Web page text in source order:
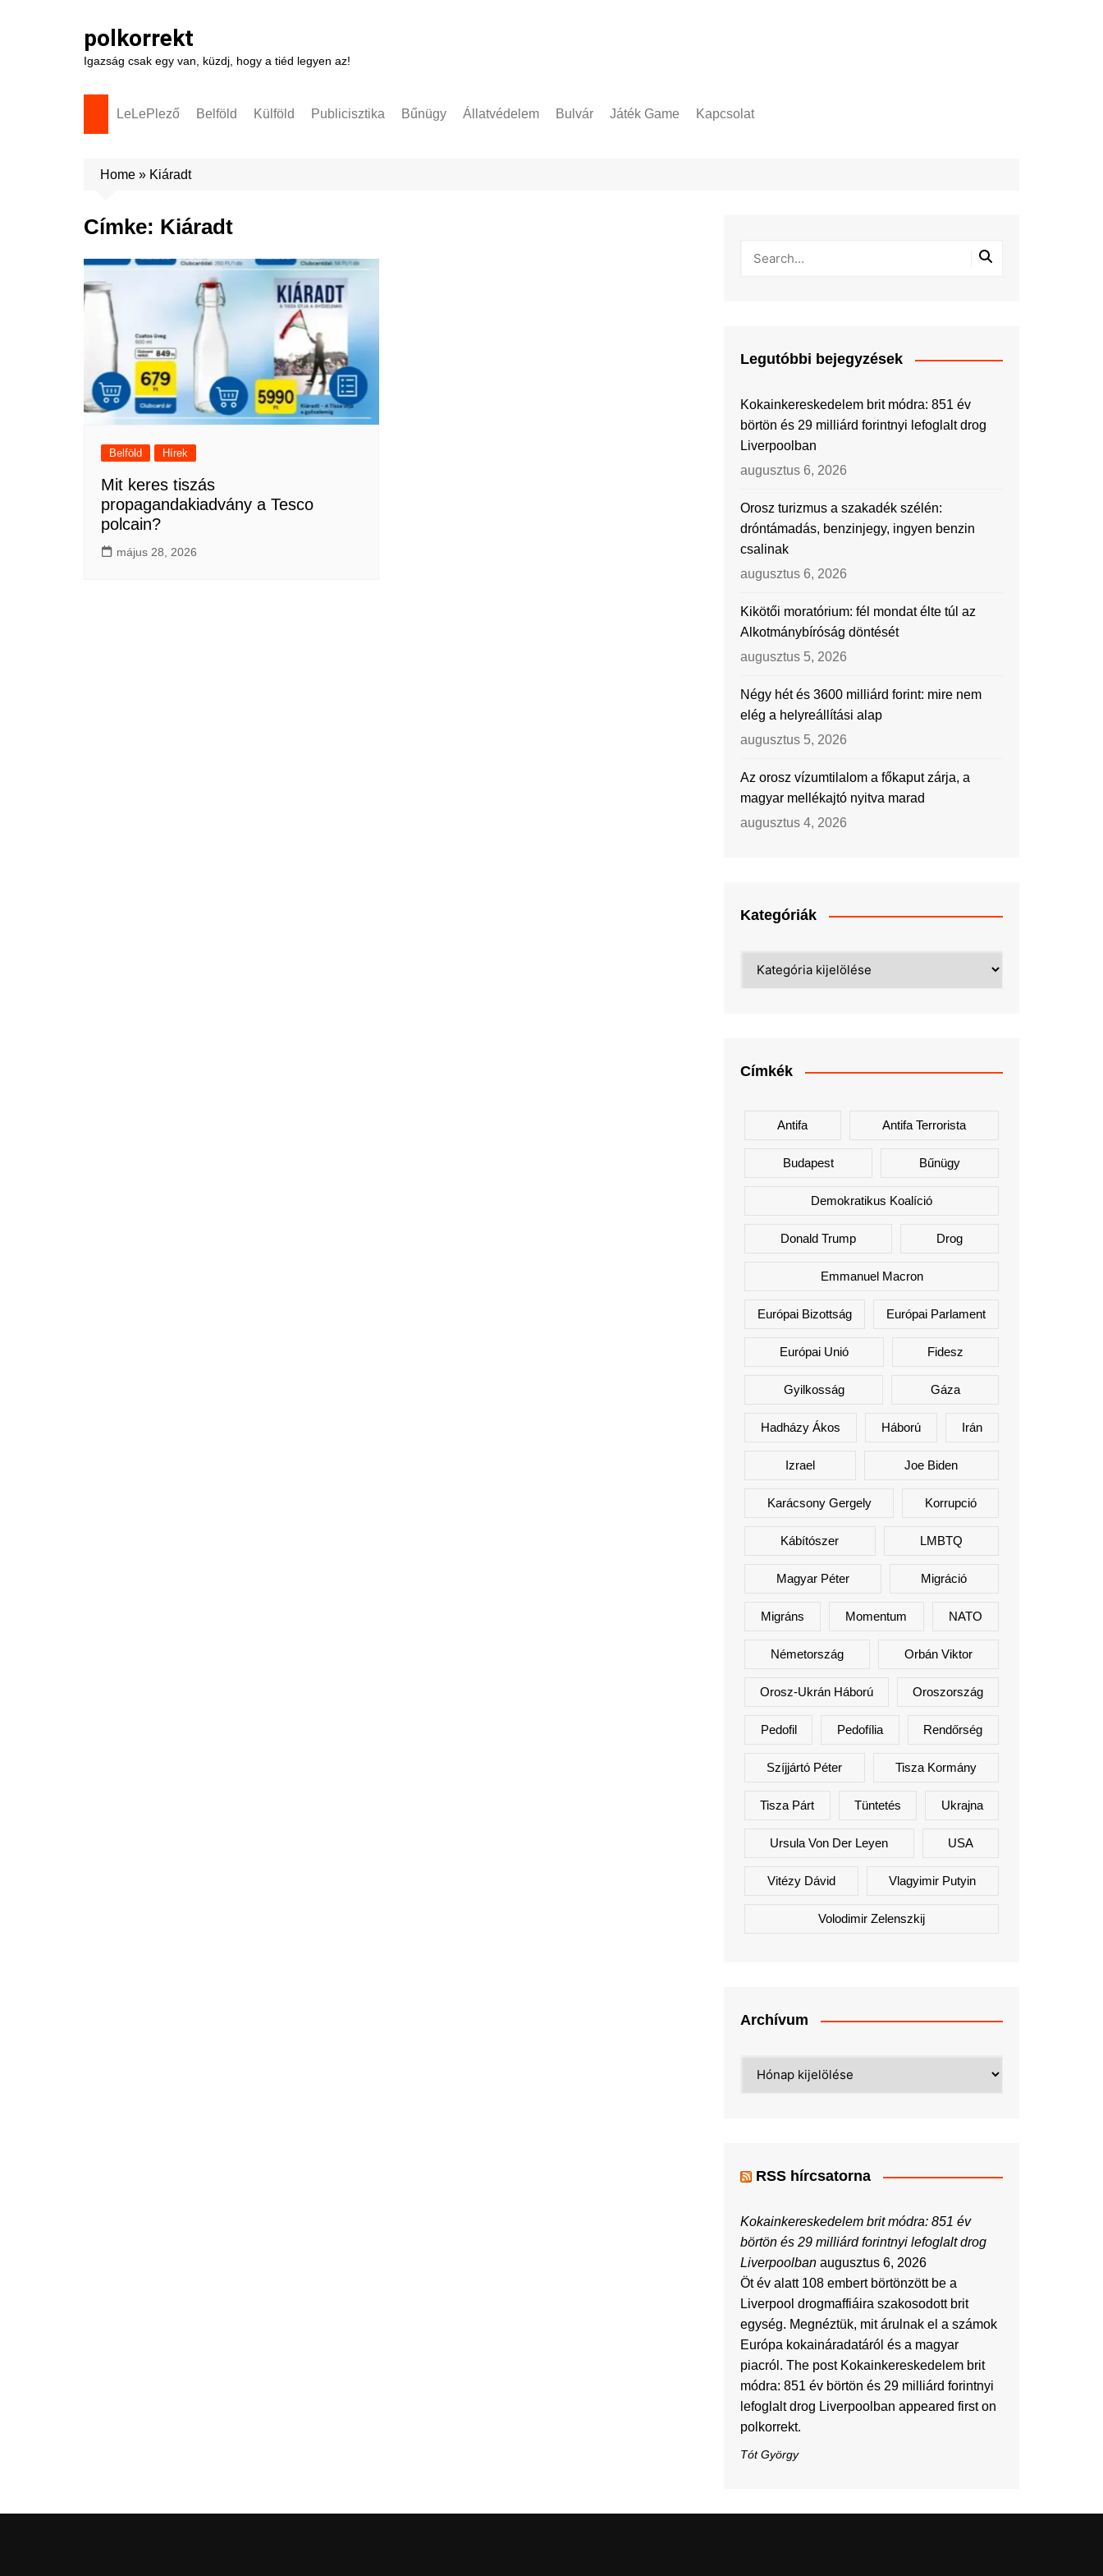
polkorrekt
Igazság csak egy van, küzdj, hogy a tiéd legyen az!
LeLePlező Belföld Külföld Publicisztika Bűnügy Állatvédelem Bulvár Játék Game Kapcsolat
Home » Kiáradt
Címke: Kiáradt
Belföld Hírek
Mit keres tiszás
propagandakiadvány a Tesco
polcain?
május 28, 2026
Legutóbbi bejegyzések
Kokainkereskedelem brit módra: 851 év
börtön és 29 milliárd forintnyi lefoglalt drog
Liverpoolban
augusztus 6, 2026
Orosz turizmus a szakadék szélén:
dróntámadás, benzinjegy, ingyen benzin
csalinak
augusztus 6, 2026
Kikötői moratórium: fél mondat élte túl az
Alkotmánybíróság döntését
augusztus 5, 2026
Négy hét és 3600 milliárd forint: mire nem
elég a helyreállítási alap
augusztus 5, 2026
Az orosz vízumtilalom a főkaput zárja, a
magyar mellékajtó nyitva marad
augusztus 4, 2026
Kategóriák
Címkék
Antifa Antifa Terrorista
Budapest Bűnügy
Demokratikus Koalíció
Donald Trump Drog
Emmanuel Macron
Európai Bizottság Európai Parlament
Európai Unió Fidesz
Gyilkosság Gáza
Hadházy Ákos Háború Irán
Izrael Joe Biden
Karácsony Gergely Korrupció
Kábítószer LMBTQ
Magyar Péter Migráció
Migráns Momentum NATO
Németország Orbán Viktor
Orosz-Ukrán Háború Oroszország
Pedofil Pedofília Rendőrség
Szíjjártó Péter Tisza Kormány
Tisza Párt Tüntetés Ukrajna
Ursula Von Der Leyen USA
Vitézy Dávid Vlagyimir Putyin
Volodimir Zelenszkij
Archívum
RSS hírcsatorna
Kokainkereskedelem brit módra: 851 év
börtön és 29 milliárd forintnyi lefoglalt drog
Liverpoolban augusztus 6, 2026
Öt év alatt 108 embert börtönzött be a
Liverpool drogmaffiáira szakosodott brit
egység. Megnéztük, mit árulnak el a számok
Európa kokaináradatáról és a magyar
piacról. The post Kokainkereskedelem brit
módra: 851 év börtön és 29 milliárd forintnyi
lefoglalt drog Liverpoolban appeared first on
polkorrekt.
Tót György